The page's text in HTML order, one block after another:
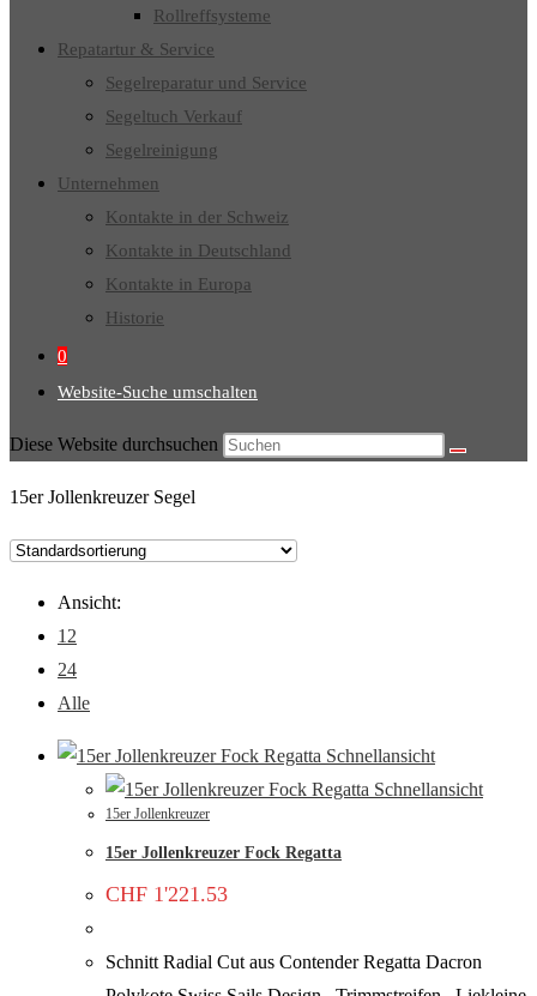
Rollreffsysteme
Repatartur & Service
Segelreparatur und Service
Segeltuch Verkauf
Segelreinigung
Unternehmen
Kontakte in der Schweiz
Kontakte in Deutschland
Kontakte in Europa
Historie
0
Website-Suche umschalten
Diese Website durchsuchen
15er Jollenkreuzer Segel
Ansicht:
12
24
Alle
Schnellansicht
Schnellansicht
15er Jollenkreuzer
15er Jollenkreuzer Fock Regatta
CHF 1'221.53
Schnitt Radial Cut aus Contender Regatta Dacron